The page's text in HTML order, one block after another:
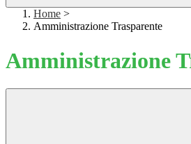
Home >
Amministrazione Trasparente
Amministrazione